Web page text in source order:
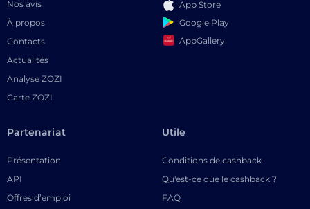
Nos avis
À propos
Contacts
Actualités
Analyse ZOZI
Carte ZOZI
App Store
Google Play
AppGallery
Partenariat
Présentation
API
Offres d’emploi
Utile
Conditions de cashback
Qu'est-ce que le cashback ?
FAQ